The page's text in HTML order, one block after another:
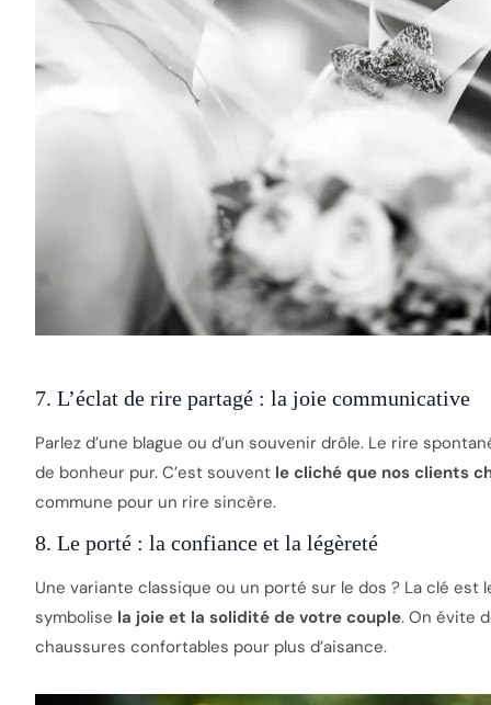
7. L’éclat de rire partagé : la joie communicative
Parlez d’une blague ou d’un souvenir drôle. Le rire
de bonheur pur. C’est souvent le cliché que nos clients
commune pour un rire sincère.
8. Le porté : la confiance et la légèreté
Une variante classique ou un porté sur le dos ? La clé est
symbolise la joie et la solidité de votre couple. On évite
chaussures confortables pour plus d’aisance.